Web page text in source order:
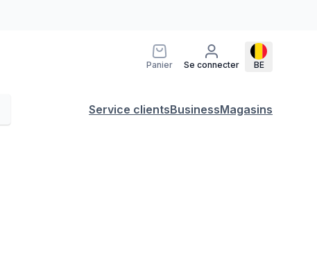
Panier Se connecter BE
Service clientsBusinessMagasins